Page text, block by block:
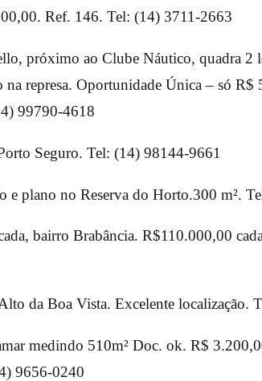
Ref. 146. Tel: (14) 3711-2663
próximo ao Clube Náutico, quadra 2
represa. Oportunidade Única – só R$
99790-4618
Seguro. Tel: (14) 98144-9661
e plano no Reserva do Horto.300 m².
bairro Brabância. R$110.000,00
da Boa Vista. Excelente localização.
medindo 510m² Doc. ok. R$
9656-0240